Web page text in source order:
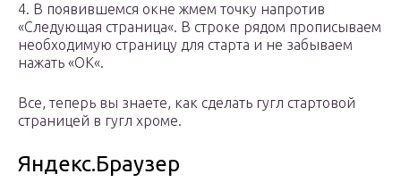
4. В появившемся окне жмем точку напротив
«Следующая страница«. В строке рядом прописываем
необходимую страницу для старта и не забываем
нажать «ОК«.
Все, теперь вы знаете, как сделать гугл стартовой
страницей в гугл хроме.
Яндекс.Браузер